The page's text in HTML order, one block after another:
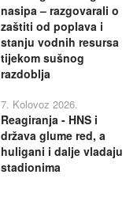
nasipa – razgovarali o
zaštiti od poplava i
stanju vodnih resursa
tijekom sušnog
razdoblja
7. Kolovoz 2026.
Reagiranja - HNS i
država glume red, a
huligani i dalje vladaju
stadionima